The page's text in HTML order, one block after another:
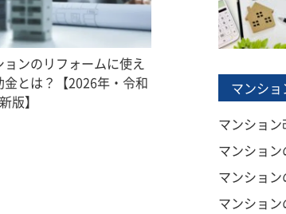
ョンのリフォームに使え
金とは？【2026年・令和
版】
マンシ
マンショ
マンショ
マンショ
マンショ